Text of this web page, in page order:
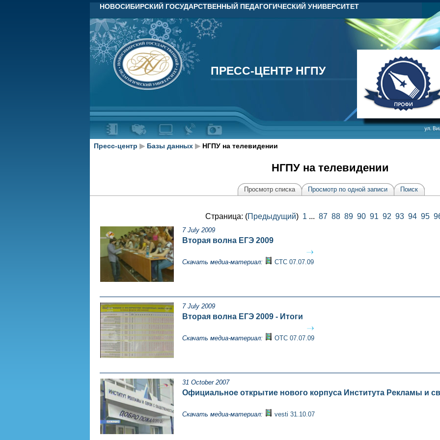
НОВОСИБИРСКИЙ ГОСУДАРСТВЕННЫЙ ПЕДАГОГИЧЕСКИЙ УНИВЕРСИТЕТ
ПРЕСС-ЦЕНТР НГПУ
ПРЕСС-ЦЕНТР НГПУ
Пресс-центр ▶ Базы данных ▶НГПУ на телевидении
НГПУ на телевидении
Просмотр списка Просмотр по одной записи Поиск
Страница: (Предыдущий) 1... 87 88 89 90 91 92 93 94 95
7 July 2009
Вторая волна ЕГЭ 2009
Скачать медиа-материал: СТС 07.07.09
7 July 2009
Вторая волна ЕГЭ 2009 - Итоги
Скачать медиа-материал: ОТС 07.07.09
31 October 2007
Официальное открытие нового корпуса Института Рекламы и
Скачать медиа-материал: vesti 31.10.07